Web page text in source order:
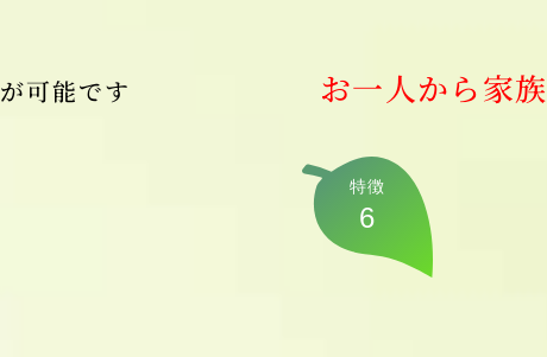
が可能です お一人から家族
特徴
6